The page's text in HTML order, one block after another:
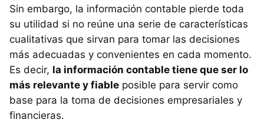
Sin embargo, la información contable pierde toda
su utilidad si no reúne una serie de características
cualitativas que sirvan para tomar las decisiones
más adecuadas y convenientes en cada momento.
Es decir, la información contable tiene que ser lo
más relevante y fiable posible para servir como
base para la toma de decisiones empresariales y
financieras.